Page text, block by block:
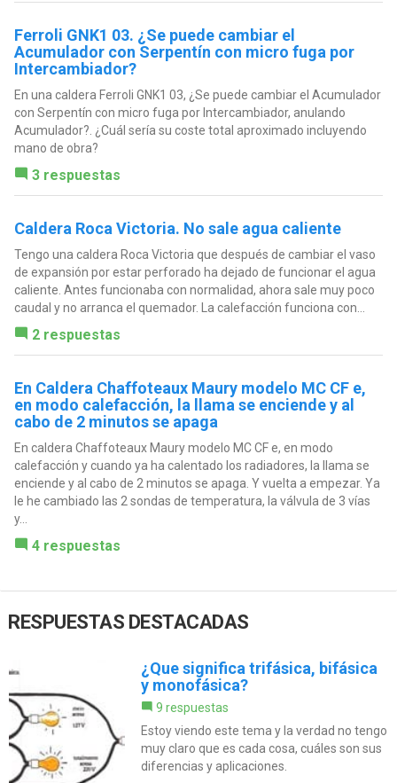
Ferroli GNK1 03. ¿Se puede cambiar el
Acumulador con Serpentín con micro fuga por
Intercambiador?
En una caldera Ferroli GNK1 03, ¿Se puede cambiar el Acumulador
con Serpentín con micro fuga por Intercambiador, anulando
Acumulador?. ¿Cuál sería su coste total aproximado incluyendo
mano de obra?
3 respuestas
Caldera Roca Victoria. No sale agua caliente
Tengo una caldera Roca Victoria que después de cambiar el vaso
de expansión por estar perforado ha dejado de funcionar el agua
caliente. Antes funcionaba con normalidad, ahora sale muy poco
caudal y no arranca el quemador. La calefacción funciona con...
2 respuestas
En Caldera Chaffoteaux Maury modelo MC CF e,
en modo calefacción, la llama se enciende y al
cabo de 2 minutos se apaga
En caldera Chaffoteaux Maury modelo MC CF e, en modo
calefacción y cuando ya ha calentado los radiadores, la llama se
enciende y al cabo de 2 minutos se apaga. Y vuelta a empezar. Ya
le he cambiado las 2 sondas de temperatura, la válvula de 3 vías
y...
4 respuestas
RESPUESTAS DESTACADAS
¿Que significa trifásica, bifásica
y monofásica?
9 respuestas
Estoy viendo este tema y la verdad no tengo
muy claro que es cada cosa, cuáles son sus
diferencias y aplicaciones.